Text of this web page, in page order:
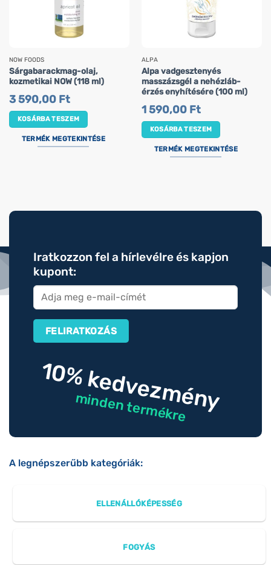
NOW FOODS
Sárgabarackmag-olaj,
kozmetikai NOW (118 ml)
3 590,00 Ft
KOSÁRBA TESZEM
TERMÉK MEGTEKINTÉSE
ALPA
Alpa vadgesztenyés
masszázsgél a nehézláb-
érzés enyhítésére (100 ml)
1 590,00 Ft
KOSÁRBA TESZEM
TERMÉK MEGTEKINTÉSE
Iratkozzon fel a hírlevélre és kapjon
kupont:
10% kedvezmény
minden termékre
A legnépszerűbb kategóriák:
ELLENÁLLÓKÉPESSÉG
FOGYÁS